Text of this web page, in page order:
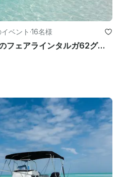
ベント ·16名様
タークス・カイコス諸島のフェアラインタルガ62グランツーリスモモーターヨット